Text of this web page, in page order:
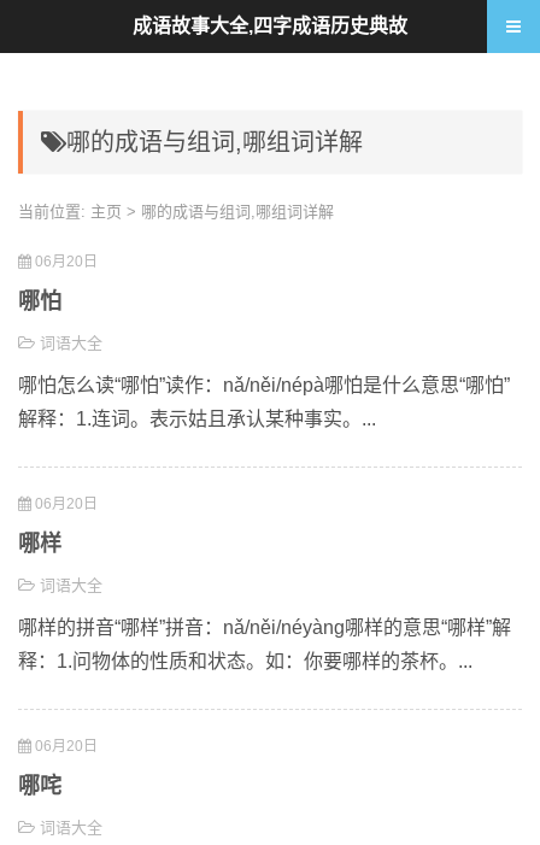
哪的成语与组词,哪组词详解
当前位置: 主页 > 哪的成语与组词,哪组词详解
06月20日
哪怕
词语大全
哪怕怎么读“哪怕”读作：nǎ/něi/népà哪怕是什么意思“哪怕”
解释：1.连词。表示姑且承认某种事实。...
06月20日
哪样
词语大全
哪样的拼音“哪样”拼音：nǎ/něi/néyàng哪样的意思“哪样”解
释：1.问物体的性质和状态。如：你要哪样的茶杯。...
06月20日
哪咤
词语大全
成语故事大全,四字成语历史典故